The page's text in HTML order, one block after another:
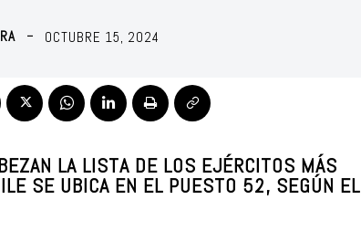
OCTUBRE 15, 2024
LA LISTA DE LOS EJÉRCITOS MÁS
SE UBICA EN EL PUESTO 52, SEGÚN EL